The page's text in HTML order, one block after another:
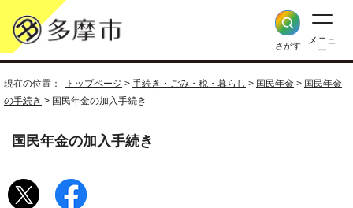
さがす
メニュ
ー
現在の位置： トップページ > 手続き・ごみ・税・暮らし > 国民年金 > 国民年金
の手続き > 国民年金の加入手続き
国民年金の加入手続き